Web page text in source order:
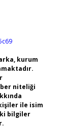
kurum
niteliği
ile isim
bilgiler